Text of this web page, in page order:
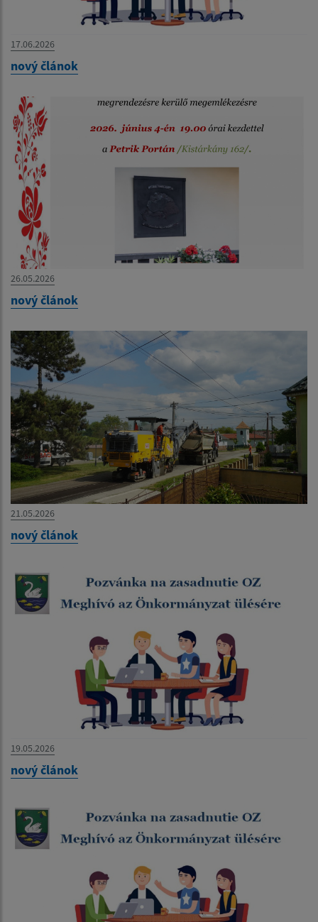
17.06.2026
nový článok
26.05.2026
nový článok
21.05.2026
nový článok
19.05.2026
nový článok